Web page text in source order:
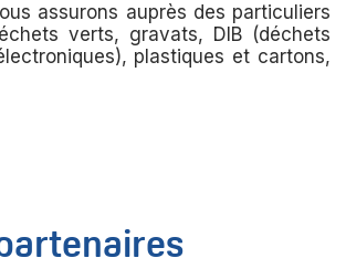
assurons auprès des particuliers
verts, gravats, DIB (déchets
plastiques et cartons,